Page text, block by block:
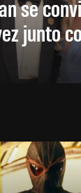
se
junto